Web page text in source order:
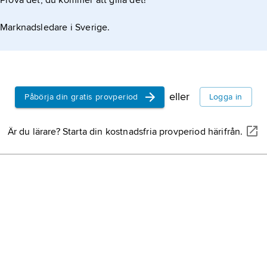
av skrifter, författade av den arabiske
Marknadsledare i Sverige.
Påbörja din gratis provperiod eller Logga in
Är du lärare? Starta din kostnadsfria provperiod härifrån.